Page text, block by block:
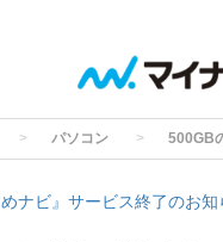
パソコン 500GB
めナビ』サービス終了のお知